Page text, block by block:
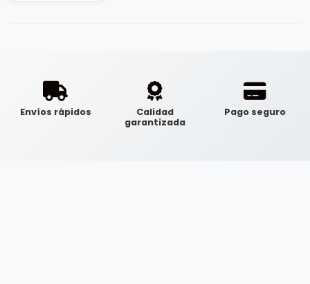
Envíos rápidos
Calidad
garantizada
Pago seguro